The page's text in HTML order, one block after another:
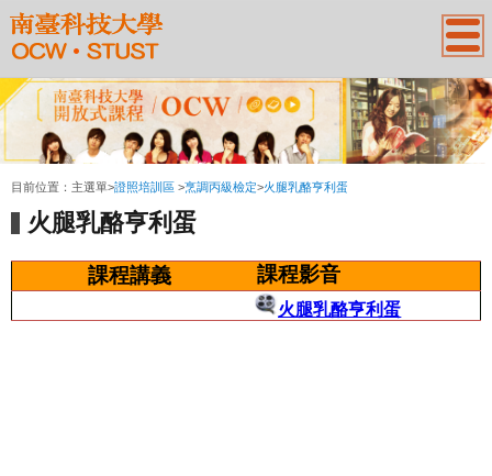
:::
目前位置： 主選單>證照培訓區 >烹調丙級檢定>火腿乳酪亨利蛋
火腿乳酪亨利蛋
課程講義 課程影音
火腿乳酪亨利蛋